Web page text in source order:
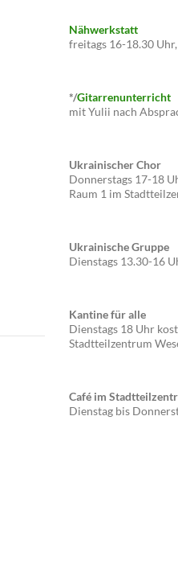
Nähwerkstatt
freitags 16-18.30
*/Gitarrenunterricht
mit Yulii nach
Ukrainischer Chor
Donnerstags 17-18
Raum 1 im
Ukrainische Gruppe
Dienstags 13.30-16
Kantine für alle
Dienstags 18 Uhr
Stadtteilzentrum
Café im
Dienstag bis